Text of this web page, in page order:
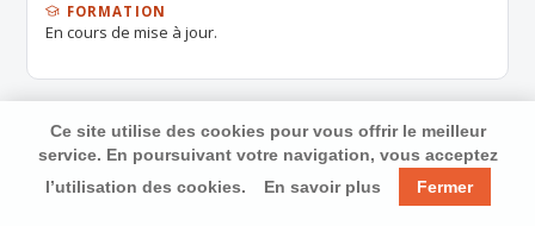
FORMATION
En cours de mise à jour.
Ce site utilise des cookies pour vous offrir le meilleur
service. En poursuivant votre navigation, vous acceptez
l’utilisation des cookies.
En savoir plus Fermer